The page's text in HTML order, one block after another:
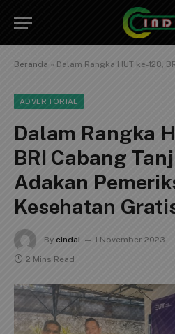
Beranda » Dalam Rangka HUT ke-128, BRI Cabang
ADVERTORIAL
Dalam Rangka
BRI Cabang
Adakan
Kesehatan
By cindai 1 November 2023
2 Mins Read